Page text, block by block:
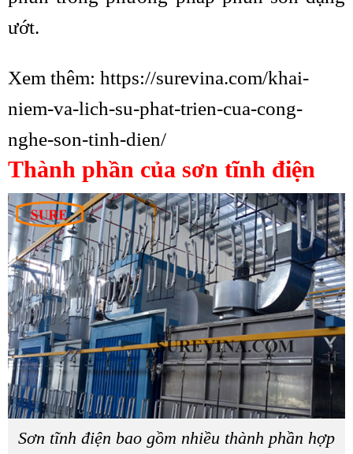
ướt.
Xem thêm: https://surevina.com/khai-
niem-va-lich-su-phat-trien-cua-cong-
nghe-son-tinh-dien/
Thành phần của sơn tĩnh điện
Sơn tĩnh điện bao gồm nhiều thành phần hợp